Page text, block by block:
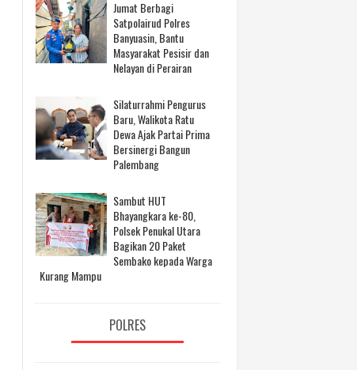
Jumat Berbagi
Satpolairud Polres
Banyuasin, Bantu
Masyarakat Pesisir dan
Nelayan di Perairan
Silaturrahmi Pengurus
Baru, Walikota Ratu
Dewa Ajak Partai Prima
Bersinergi Bangun
Palembang
Sambut HUT
Bhayangkara ke-80,
Polsek Penukal Utara
Bagikan 20 Paket
Sembako kepada Warga
Kurang Mampu
POLRES